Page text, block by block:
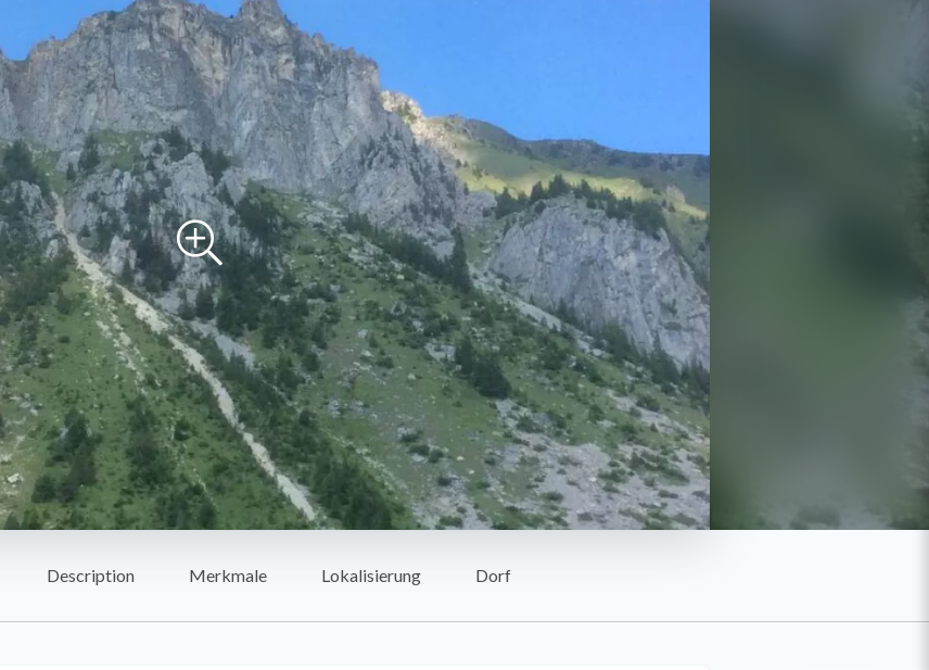
Description Merkmale Lokalisierung Dorf